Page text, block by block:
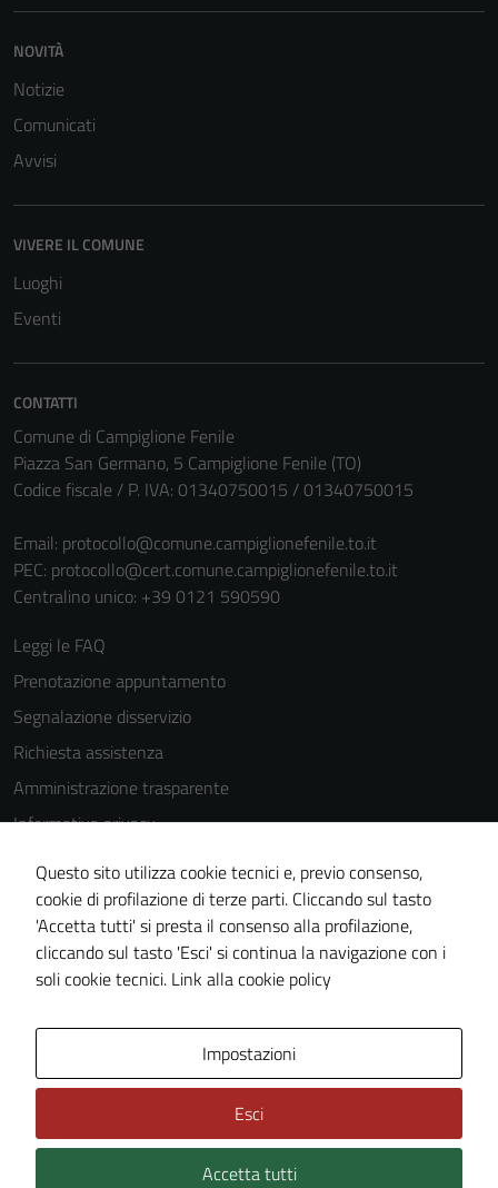
NOVITÀ
Notizie
Comunicati
Avvisi
VIVERE IL COMUNE
Luoghi
Eventi
CONTATTI
Comune di Campiglione Fenile
Piazza San Germano, 5 Campiglione Fenile (TO)
Codice fiscale / P. IVA: 01340750015 / 01340750015
Email: protocollo@comune.campiglionefenile.to.it
PEC: protocollo@cert.comune.campiglionefenile.to.it
Centralino unico: +39 0121 590590
Leggi le FAQ
Prenotazione appuntamento
Segnalazione disservizio
Richiesta assistenza
Amministrazione trasparente
Informativa privacy
Cookie Policy
Note legali
Dichiarazione di accessibilità
Piano di miglioramento del sito
Technical Design s.r.l.
Questo sito utilizza cookie tecnici e, previo consenso,
cookie di profilazione di terze parti. Cliccando sul tasto
'Accetta tutti' si presta il consenso alla profilazione,
cliccando sul tasto 'Esci' si continua la navigazione con i
soli cookie tecnici. Link alla cookie policy
Impostazioni
Esci
Accetta tutti